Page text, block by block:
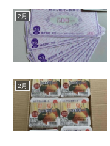
2月
2月